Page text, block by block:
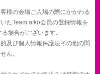
様の会場ご入場の際にかかわる
たTeam aiko会員の登録情報を
場合がございます。
及び個人情報保護法その他の関
ん。